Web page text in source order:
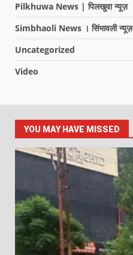
Pilkhuwa News | पिलखुवा न्यूज़
Simbhaoli News । सिंभावली न्यूज़
Uncategorized
Video
YOU MAY HAVE MISSED